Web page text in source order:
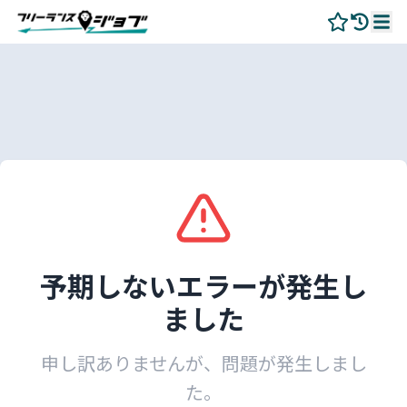
予期しないエラーが発生し
ました
申し訳ありませんが、問題が発生しまし
た。